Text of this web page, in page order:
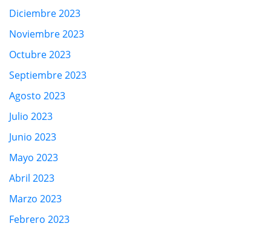
Diciembre 2023
Noviembre 2023
Octubre 2023
Septiembre 2023
Agosto 2023
Julio 2023
Junio 2023
Mayo 2023
Abril 2023
Marzo 2023
Febrero 2023